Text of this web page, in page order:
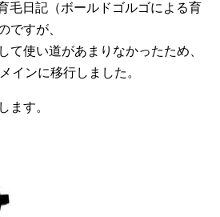
毛日記（ボールドゴルゴによる育
ですが、
て使い道があまりなかったため、
インに移行しました。
ます。